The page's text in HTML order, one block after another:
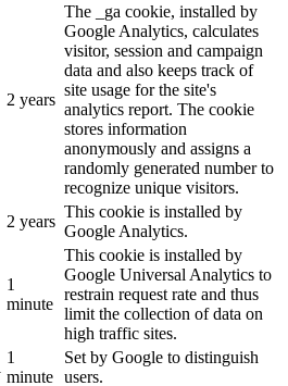
2 years
The _ga cookie, installed by
Google Analytics, calculates
visitor, session and campaign
data and also keeps track of
site usage for the site's
analytics report. The cookie
stores information
anonymously and assigns a
randomly generated number to
recognize unique visitors.
2 years
This cookie is installed by
Google Analytics.
1
minute
This cookie is installed by
Google Universal Analytics to
restrain request rate and thus
limit the collection of data on
high traffic sites.
1
minute
Set by Google to distinguish
users.